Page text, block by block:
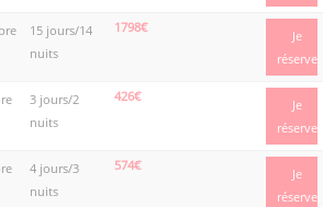
15 jours/14
nuits
1798€
Je
réserve
3 jours/2
nuits
426€
Je
réserve
4 jours/3
nuits
574€
Je
réserve